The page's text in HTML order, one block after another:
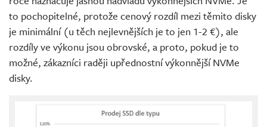
to pochopitelné, protože cenový rozdíl mezi těmito disky
je minimální (u těch nejlevnějších je to jen 1-2 €), ale
rozdíly ve výkonu jsou obrovské, a proto, pokud je to
možné, zákazníci raději upřednostní výkonnější NVMe
disky.